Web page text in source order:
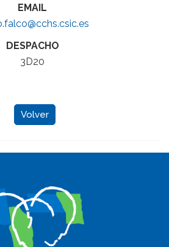
EMAIL
DESPACHO
3D20
Volver